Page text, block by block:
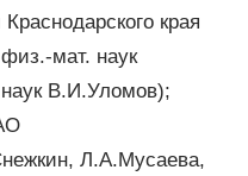
края
мат. наук
В.И.Уломов);
Л.А.Мусаева,